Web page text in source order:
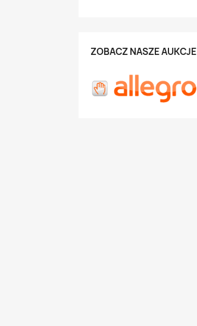
ZOBACZ NASZE AUKCJE